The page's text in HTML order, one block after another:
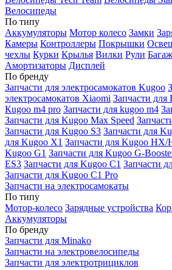
Велосипеды
По типу
Аккумуляторы Мотор колесо Замки
Камеры Контроллеры Покрышки
чехлы Курки Крылья Вилки Рули
Амортизаторы Дисплей
По бренду
Запчасти для электросамокатов Kugoo
электросамокатов Xiaomi Запчасти для
Кugoo m4 pro Запчасти для kugoo m4
Запчасти для Kugoo Max Speed
Запчасти для Kugoo S3 Запчасти для
для Kugoo X1 Запчасти для Kugoo HX/
Kugoo G1 Запчасти для Kugoo G-
ES3 Запчасти для Kugoo C1 Запчасти
Запчасти для Kugoo C1 Pro
Запчасти на электросамокаты
По типу
Мотор-колесо Зарядные устройства
Аккумуляторы
По бренду
Запчасти для Minako
Запчасти на электровелосипеды
Запчасти для электротрициклов